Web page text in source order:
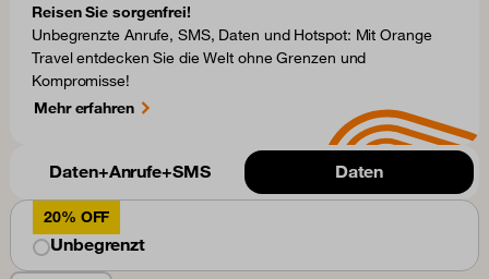
Reisen Sie sorgenfrei!
Unbegrenzte Anrufe, SMS, Daten und Hotspot: Mit Orange
Travel entdecken Sie die Welt ohne Grenzen und
Kompromisse!
Mehr erfahren
Daten+Anrufe+SMS Daten
20% OFF
Unbegrenzt